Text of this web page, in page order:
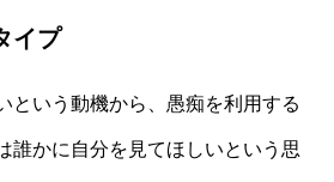
イプ
という動機から、愚痴を利用する
誰かに自分を見てほしいという思